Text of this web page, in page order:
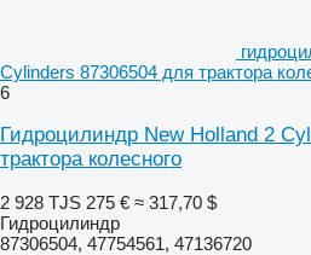
Cylinders 87306504 для трактора
6
Гидроцилиндр New Holland 2
трактора колесного
2 928 TJS 275 € ≈ 317,70 $
Гидроцилиндр
87306504, 47754561, 47136720